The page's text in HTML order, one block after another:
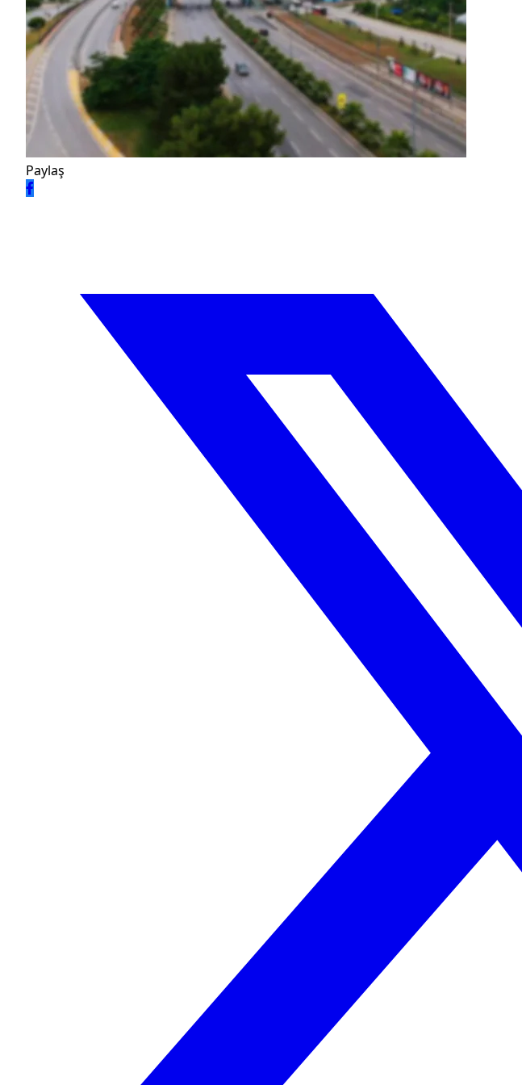
Paylaş